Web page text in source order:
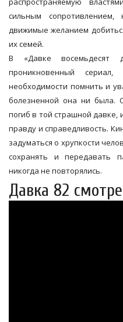
сильным
движимые желанием
их семей.
В «Давке
проникновенный
необходимости помнить и
болезненной она ни была.
погиб в той страшной давке,
правду и справедливость.
задуматься о хрупкости
сохранять и передавать
никогда не повторялись.
Давка 82